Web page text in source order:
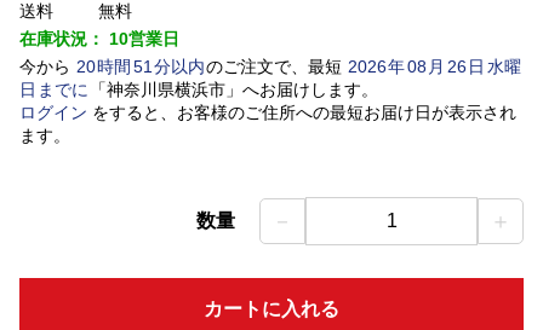
送料
無料
在庫状況： 10営業日
今から 20時間 51 分以内のご注文で、最短 2026年08 月 26日水曜
日 までに 「神奈川県横浜市」 へお届けします。
ログイン をすると、お客様のご住所への最短お届け日が表示され
ます。
数量 － 1 ＋
カートに入れる